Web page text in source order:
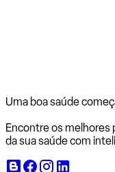
Uma boa saúde
Encontre os melhores
da sua saúde com